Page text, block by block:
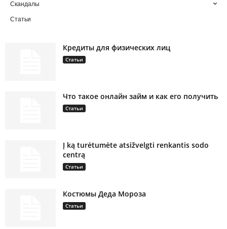
Скандалы
Статьи
Кредиты для физических лиц
Статьи
Что такое онлайн займ и как его получить
Статьи
Į ką turėtumėte atsižvelgti renkantis sodo
centrą
Статьи
Костюмы Деда Мороза
Статьи